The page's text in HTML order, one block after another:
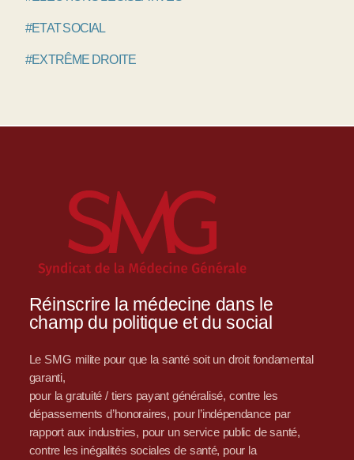
#ETAT SOCIAL
#EXTRÊME DROITE
Réinscrire la médecine dans le
champ du politique et du social
Le SMG milite pour que la santé soit un droit fondamental
garanti,
pour la gratuité / tiers payant généralisé, contre les
dépassements d’honoraires, pour l’indépendance par
rapport aux industries, pour un service public de santé,
contre les inégalités sociales de santé, pour la